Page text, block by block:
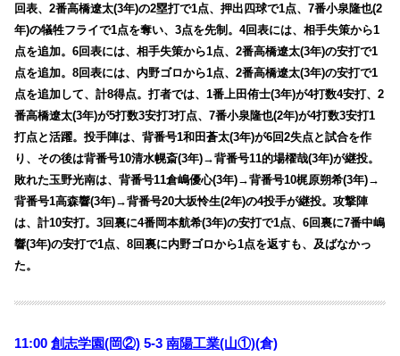
回表、2番高橋遼太(3年)の2塁打で1点、押出四球で1点、7番小泉隆也(2
年)の犠牲フライで1点を奪い、3点を先制。4回表には、相手失策から1
点を追加。6回表には、相手失策から1点、2番高橋遼太(3年)の安打で1
点を追加。8回表には、内野ゴロから1点、2番高橋遼太(3年)の安打で1
点を追加して、計8得点。打者では、1番上田侑士(3年)が4打数4安打、2
番高橋遼太(3年)が5打数3安打3打点、7番小泉隆也(2年)が4打数3安打1
打点と活躍。投手陣は、背番号1和田蒼太(3年)が6回2失点と試合を作
り、その後は背番号10清水幌斎(3年)→背番号11的場櫂哉(3年)が継投。
敗れた玉野光南は、背番号11倉嶋優心(3年)→背番号10梶原朔希(3年)→
背番号1高森響(3年)→背番号20大坂怜生(2年)の4投手が継投。攻撃陣
は、計10安打。3回裏に4番岡本航希(3年)の安打で1点、6回裏に7番中嶋
響(3年)の安打で1点、8回裏に内野ゴロから1点を返すも、及ばなかっ
た。
11:00創志学園(岡②) 5-3南陽工業(山①)(倉)